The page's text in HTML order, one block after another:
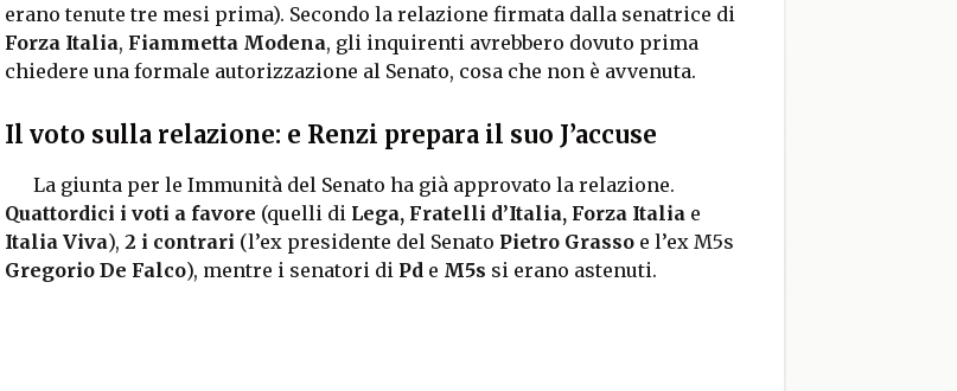
erano tenute tre mesi prima). Secondo la relazione firmata dalla senatrice di
Forza Italia, Fiammetta Modena, gli inquirenti avrebbero dovuto prima
chiedere una formale autorizzazione al Senato, cosa che non è avvenuta.
Il voto sulla relazione: e Renzi prepara il suo J’accuse
La giunta per le Immunità del Senato ha già approvato la relazione.
Quattordici i voti a favore (quelli di Lega, Fratelli d’Italia, Forza Italia e
Italia Viva), 2 i contrari (l’ex presidente del Senato Pietro Grasso e l’ex M5s
Gregorio De Falco), mentre i senatori di Pde M5s si erano astenuti.